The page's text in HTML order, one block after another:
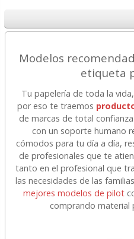
Modelos
etiqueta
Tu papelería de toda la
por eso te traemos
de marcas de total
con un soporte humano
cómodos para tu día a día,
de profesionales que te
tanto en el profesional que
las necesidades de las
mejores modelos de pilot
comprando material